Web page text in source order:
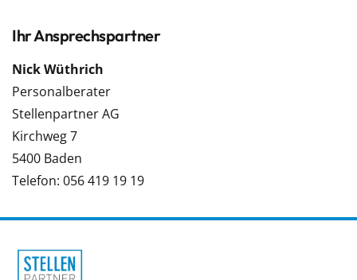
Ihr Ansprechspartner
Nick Wüthrich
Personalberater
Stellenpartner AG
Kirchweg 7
5400 Baden
Telefon: 056 419 19 19